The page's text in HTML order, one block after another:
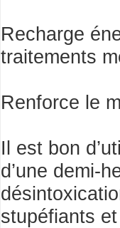
Recharge
traitements
Renforce le
Il est bon
d’une demi-
stupéfiants